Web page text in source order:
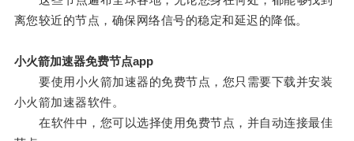
离您较近的节点，确保网络信号的稳定和延迟的降低。
小火箭加速器免费节点app
要使用小火箭加速器的免费节点，您只需要下载并安装
小火箭加速器软件。
在软件中，您可以选择使用免费节点，并自动连接最佳